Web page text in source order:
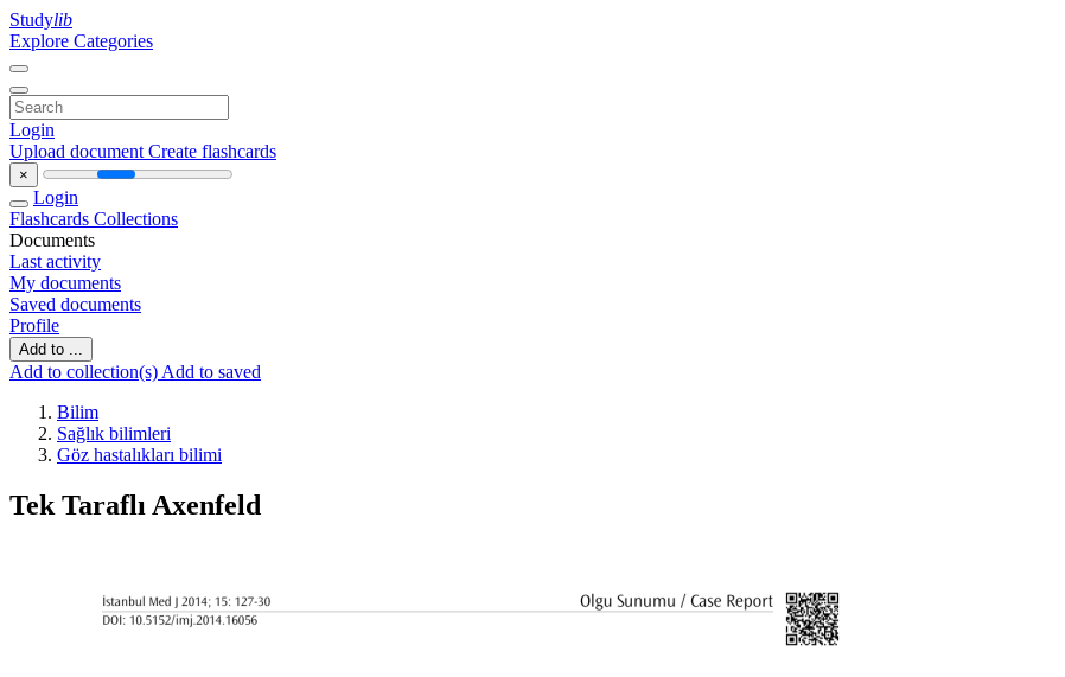
Studylib
Explore Categories
Login
Upload document Create flashcards
×
Login
Flashcards Collections
Documents
Last activity
My documents
Saved documents
Profile
Add to ...
Add to collection(s) Add to saved
Bilim
Sağlık bilimleri
Göz hastalıkları bilimi
Tek Taraflı Axenfeld